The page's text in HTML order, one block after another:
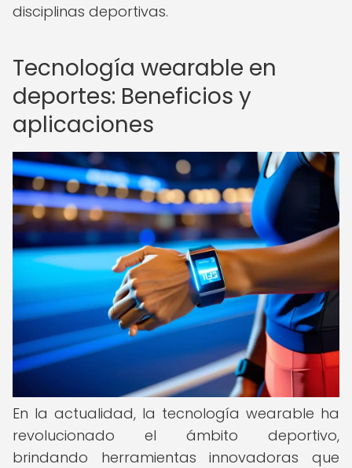
disciplinas deportivas.
Tecnología wearable en
deportes: Beneficios y
aplicaciones
En la actualidad, la tecnología wearable ha
revolucionado el ámbito deportivo,
brindando herramientas innovadoras que